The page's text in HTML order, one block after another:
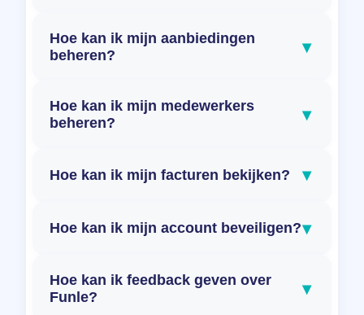
Hoe kan ik mijn aanbiedingen
beheren?
▾
Hoe kan ik mijn medewerkers
beheren?
▾
Hoe kan ik mijn facturen bekijken? ▾
Hoe kan ik mijn account beveiligen?▾
Hoe kan ik feedback geven over
Funle?
▾